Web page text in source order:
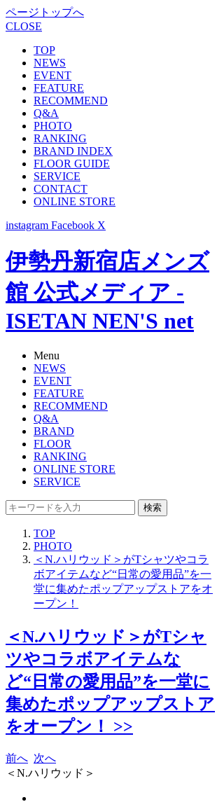
ページトップへ
CLOSE
TOP
NEWS
EVENT
FEATURE
RECOMMEND
Q&A
PHOTO
RANKING
BRAND INDEX
FLOOR GUIDE
SERVICE
CONTACT
ONLINE STORE
instagram Facebook X
伊勢丹新宿店メンズ
館 公式メディア -
ISETAN NEN'S net
Menu
NEWS
EVENT
FEATURE
RECOMMEND
Q&A
BRAND
FLOOR
RANKING
ONLINE STORE
SERVICE
検索
TOP
PHOTO
＜N.ハリウッド＞がTシャツやコラ
ボアイテムなど“日常の愛用品”を一
堂に集めたポップアップストアをオ
ープン！
＜N.ハリウッド＞がTシャ
ツやコラボアイテムな
ど“日常の愛用品”を一堂に
集めたポップアップストア
をオープン！ >>
前へ 次へ
＜N.ハリウッド＞